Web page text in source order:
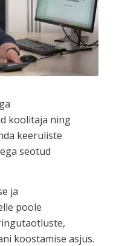
koolitaja ning
keeruliste
seotud
ja
poole
koostamise asjus.